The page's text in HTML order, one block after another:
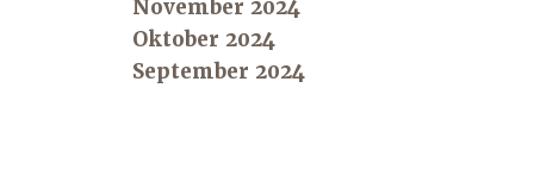
November 2024
Oktober 2024
September 2024